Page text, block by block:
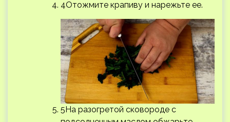
4Отожмите крапиву и нарежьте ее.
5На разогретой сковороде с